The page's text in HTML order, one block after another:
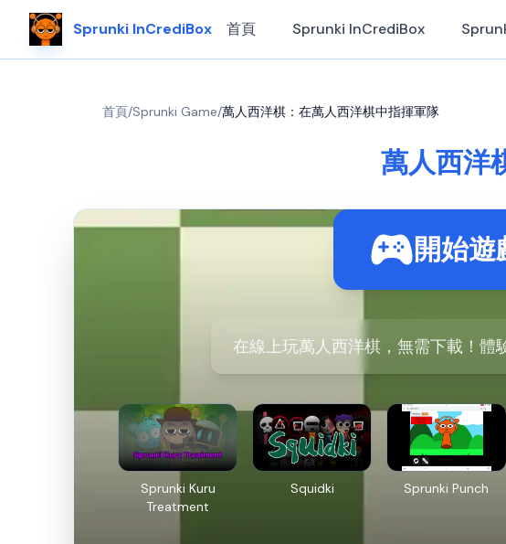
Sprunki InCrediBox 首頁 Sprunki InCrediBox
首頁/Sprunki Game/萬人西洋棋：在萬人西洋棋中指揮軍隊
萬人西洋
開始遊
在線上玩萬人西洋棋，無需下載！體
Sprunki Kuru
Treatment
Squidki Sprunki Punch